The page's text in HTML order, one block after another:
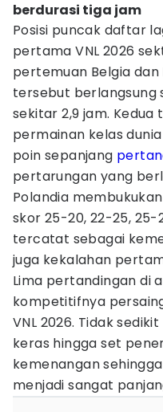
berdurasi tiga jam
Posisi puncak daftar
pertama VNL 2026
pertemuan Belgia
tersebut berlangsung
sekitar 2,9 jam.
permainan kelas
poin sepanjang
pertarungan yang
Polandia
skor 25-20, 22-25, 25-
tercatat sebagai
juga kekalahan
Lima pertandingan di
kompetitifnya
VNL 2026. Tidak
keras hingga set
kemenangan
menjadi sangat